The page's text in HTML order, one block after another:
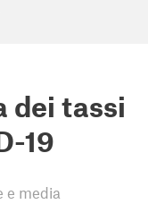
dei tassi
19
e media